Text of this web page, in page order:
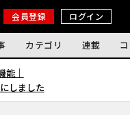
会員登録 ログイン
カテゴリ 連載
能｜
しました